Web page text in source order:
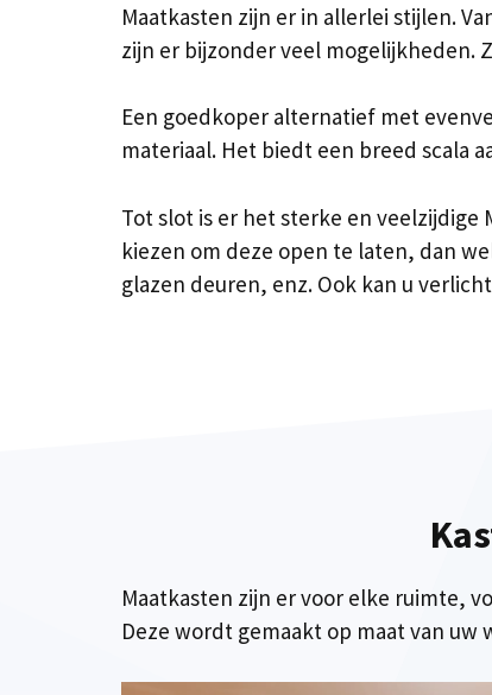
Maatkasten zijn er in allerlei stijlen.
zijn er bijzonder veel mogelijkheden.
Een goedkoper alternatief met
materiaal. Het biedt een breed scala
Tot slot is er het sterke en
kiezen om deze open te laten, dan
glazen deuren, enz. Ook kan u
Maatkasten zijn er voor elke ruimte,
Deze wordt gemaakt op maat van